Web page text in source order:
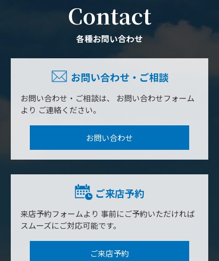
Contact
各種お問い合わせ
お問い合わせ・ご相談
お問い合わせ・ご相談は、
お問い合わせフォーム
より ご連絡ください。
お問い合わせ
ご来店予約
来店予約フォームより 事前にご予約いただければ
スムーズにご対応可能です。
ご来店予約